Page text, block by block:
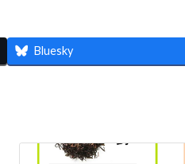
Bluesky